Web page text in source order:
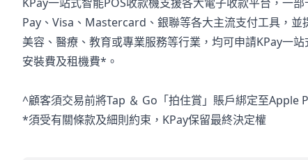
KPay一站式智能POS收款機支援各大電子收款平台，一
Pay、Visa、Mastercard、銀聯等各大主流支付工具，並
美容、醫療、教育或專業服務等行業，均可申請KPay一
安裝費及租機費*。
^顧客須交易前將Tap ＆ Go「拍住賞」賬戶綁定至Apple
*須受有關條款及細則約束，KPay保留最終決定權